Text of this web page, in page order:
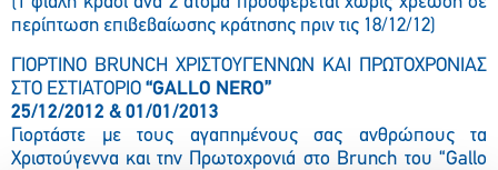
περίπτωση επιβεβαίωσης κράτησης πριν τις 18/12/12)
ΓΙΟΡΤΙΝO BRUNCH ΧΡΙΣΤΟΥΓΕΝΝΩΝ ΚΑΙ ΠΡΩΤΟΧΡΟΝΙΑΣ
ΣΤΟ ΕΣΤΙΑΤΟΡΙΟ “GALLO NERO”
25/12/2012 & 01/01/2013
Γιορτάστε με τους αγαπημένους σας ανθρώπους τα
Χριστούγεννα και την Πρωτοχρονιά στο Brunch του “Gallo